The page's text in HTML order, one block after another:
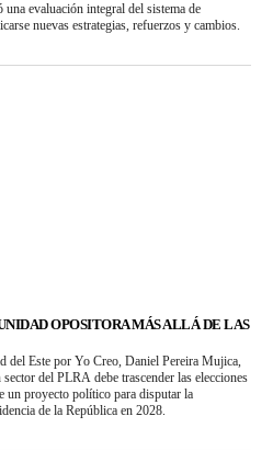
evaluación integral del sistema de
nuevas estrategias, refuerzos y cambios.
OPOSITORA MÁS ALLÁ DE LAS
del Este por Yo Creo, Daniel Pereira Mujica,
del PLRA debe trascender las elecciones
un proyecto político para disputar la
de la República en 2028.